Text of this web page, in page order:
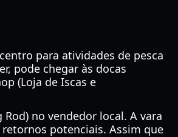
para atividades de pesca
pode chegar às docas
(Loja de Iscas e
no vendedor local. A vara
potenciais. Assim que